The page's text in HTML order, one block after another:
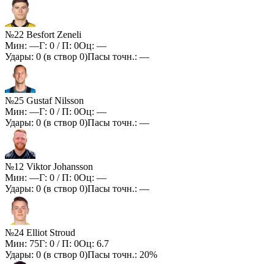
№22 Besfort Zeneli
Мин: —Г: 0 / П: 0Оц: —
Удары: 0 (в створ 0)Пасы точн.: —
№25 Gustaf Nilsson
Мин: —Г: 0 / П: 0Оц: —
Удары: 0 (в створ 0)Пасы точн.: —
№12 Viktor Johansson
Мин: —Г: 0 / П: 0Оц: —
Удары: 0 (в створ 0)Пасы точн.: —
№24 Elliot Stroud
Мин: 75Г: 0 / П: 0Оц: 6.7
Удары: 0 (в створ 0)Пасы точн.: 20%